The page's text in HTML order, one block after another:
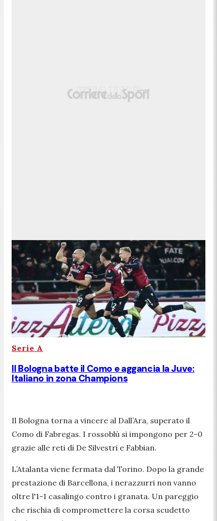
Serie A
Il Bologna batte il Como e aggancia la Juve:
Italiano in zona Champions
Il Bologna torna a vincere al Dall’Ara, superato il
Como di Fabregas. I rossoblù si impongono per 2-0
grazie alle reti di De Silvestri e Fabbian.
L’Atalanta viene fermata dal Torino. Dopo la grande
prestazione di Barcellona, i nerazzurri non vanno
oltre l'1-1 casalingo contro i granata. Un pareggio
che rischia di compromettere la corsa scudetto